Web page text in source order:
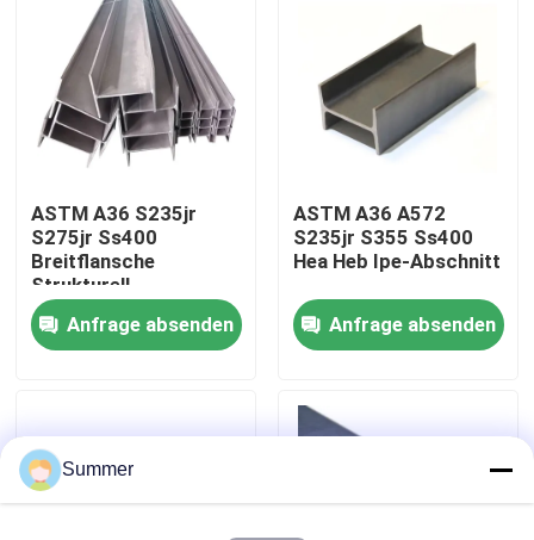
Fabrik-Ausflug
Qualitätskontrolle
Treten Sie mit uns in Verbindung
Fordern Sie ein Zitat
Stahlplatten aus Kohlenstoff
ASTM A36 S235jr
S275jr Ss400
Breitflansche
Strukturell
geschweißte
Kohlenstoff-
Hea/Heb/Ipe-
Strahlen
Anfrage absenden
ASTM A36 A572
S235jr S355 Ss400
Hea Heb Ipe-Abschnitt
Anfrage absenden
Summer